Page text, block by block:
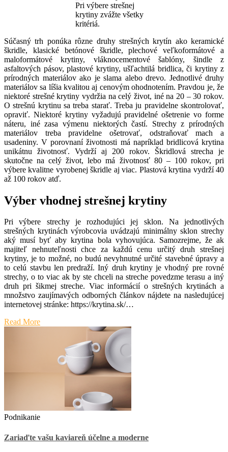
Pri výbere strešnej
krytiny zvážte všetky
kritériá.
Súčasný trh ponúka rôzne druhy strešných krytín ako keramické
škridle, klasické betónové škridle, plechové veľkoformátové a
maloformátové krytiny, vláknocementové šablóny, šindle z
asfaltových pásov, plastové krytiny, ušľachtilá bridlica, či krytiny z
prírodných materiálov ako je slama alebo drevo. Jednotlivé druhy
materiálov sa líšia kvalitou aj cenovým ohodnotením. Pravdou je, že
niektoré strešné krytiny vydržia na celý život, iné na 20 – 30 rokov.
O strešnú krytinu sa treba starať. Treba ju pravidelne skontrolovať,
opraviť. Niektoré krytiny vyžadujú pravidelné ošetrenie vo forme
náteru, iné zasa výmenu niektorých častí. Strechy z prírodných
materiálov treba pravidelne ošetrovať, odstraňovať mach a
usadeniny. V porovnaní životnosti má napríklad bridlicová krytina
unikátnu životnosť. Vydrží aj 200 rokov. Škridlová strecha je
skutočne na celý život, lebo má životnosť 80 – 100 rokov, pri
výbere kvalitne vyrobenej škridle aj viac. Plastová krytina vydrží 40
až 100 rokov atď.
Výber vhodnej strešnej krytiny
Pri výbere strechy je rozhodujúci jej sklon. Na jednotlivých
strešných krytinách výrobcovia uvádzajú minimálny sklon strechy
aký musí byť aby krytina bola vyhovujúca. Samozrejme, že ak
majiteľ nehnuteľnosti chce za každú cenu určitý druh strešnej
krytiny, je to možné, no budú nevyhnutné určité stavebné úpravy a
to celú stavbu len predraží. Iný druh krytiny je vhodný pre rovné
strechy, o to viac ak by ste chceli na streche povedzme terasu a iný
druh pri šikmej streche. Viac informácií o strešných krytinách a
množstvo zaujímavých odborných článkov nájdete na nasledujúcej
internetovej stránke: https://krytina.sk/…
Read More
Podnikanie
Zariaďte vašu kaviareň účelne a moderne